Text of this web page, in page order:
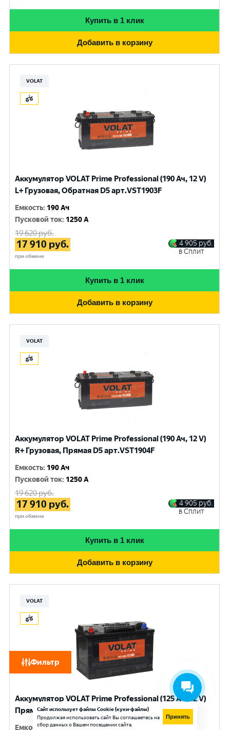
Фильтр
Купить в 1 клик
Добавить в корзину
VOLAT
Аккумулятор VOLAT Prime Professional (190 Ач, 12 V)
L+ Грузовая, Обратная D5 арт.VST1903F
Емкость: 190 Ач
Пусковой ток: 1250 A
19 620руб.
17 910 руб.
при обмене
4 905 руб.
в Сплит
Купить в 1 клик
Добавить в корзину
VOLAT
Аккумулятор VOLAT Prime Professional (190 Ач, 12 V)
R+ Грузовая, Прямая D5 арт.VST1904F
Емкость: 190 Ач
Пусковой ток: 1250 A
19 620руб.
17 910 руб.
при обмене
4 905 руб.
в Сплит
Купить в 1 клик
Добавить в корзину
VOLAT
Аккумулятор VOLAT Prime Professional (125 Ач, 12 V)
Прямая, L+ D2 арт.VST1251
Емкость:125 Ач
Сайт использует файлы Cookie (куки-файлы)
Продолжая использовать сайт Вы соглашаетесь на
сбор данных о Вашем посещении сайта.
Принять